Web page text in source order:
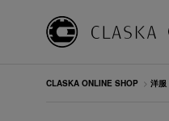
CLASKA ONLINE SHOP > 洋服